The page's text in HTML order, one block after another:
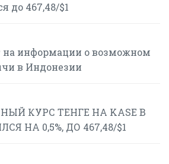
до 467,48/$1
на информации о возможном
в Индонезии
КУРС ТЕНГЕ НА KASE В
НА 0,5%, ДО 467,48/$1